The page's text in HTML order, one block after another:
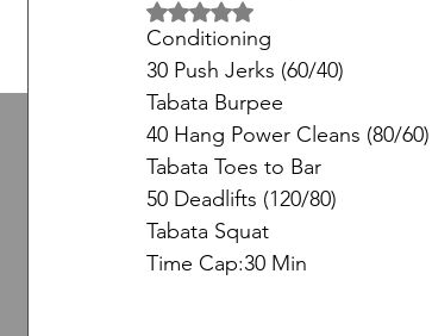
5 üzerinden NaN yıldız
Conditioning
30 Push Jerks (60/40)
Tabata Burpee
40 Hang Power Cleans (80/60)
Tabata Toes to Bar
50 Deadlifts (120/80)
Tabata Squat
Time Cap:30 Min